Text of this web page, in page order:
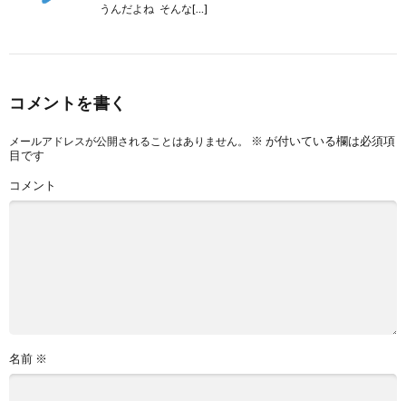
うんだよね そんな[…]
コメントを書く
メールアドレスが公開されることはありません。 ※ が付いている欄は必須項
目です
コメント
名前 ※